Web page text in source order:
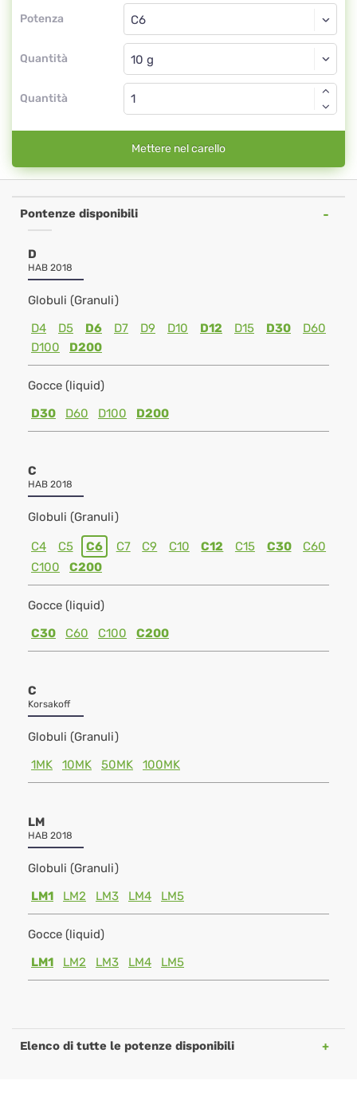
Potenza
Globuli
C6
Quantità
Globuli
Quantità
Mettere nel carello
Pontenze disponibili
D
HAB 2018
Globuli (Granuli)
D4
D5 D6 D7 D9 D10 D12 D15 D30
D60
D100
D200
Gocce (liquid)
D30
D60 D100 D200
C
HAB 2018
Globuli (Granuli)
C4 C5 C6 C7 C9 C10 C12 C15 C30
C60
C100
C200
Gocce (liquid)
C30
C60 C100 C200
C
Korsakoff
Globuli (Granuli)
1MK
10MK 50MK 100MK
LM
HAB 2018
Globuli (Granuli)
LM1
LM2 LM3 LM4 LM5
Gocce (liquid)
LM1
LM2 LM3 LM4 LM5
Elenco di tutte le potenze disponibili